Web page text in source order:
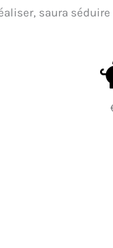
saura